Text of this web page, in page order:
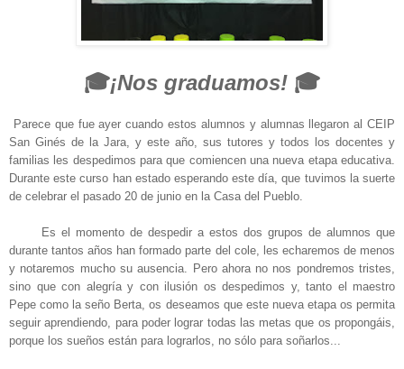
🎓¡Nos graduamos! 🎓
Parece que fue ayer cuando estos alumnos y alumnas llegaron al CEIP
San Ginés de la Jara, y este año, sus tutores y todos los docentes y
familias les despedimos para que comiencen una nueva etapa educativa.
Durante este curso han estado esperando este día, que tuvimos la suerte
de celebrar el pasado 20 de junio en la Casa del Pueblo.
Es el momento de despedir a estos dos grupos de alumnos que
durante tantos años han formado parte del cole, les echaremos de menos
y notaremos mucho su ausencia. Pero ahora no nos pondremos tristes,
sino que con alegría y con ilusión os despedimos y, tanto el maestro
Pepe como la seño Berta, os deseamos que este nueva etapa os permita
seguir aprendiendo, para poder lograr todas las metas que os propongáis,
porque los sueños están para lograrlos, no sólo para soñarlos...